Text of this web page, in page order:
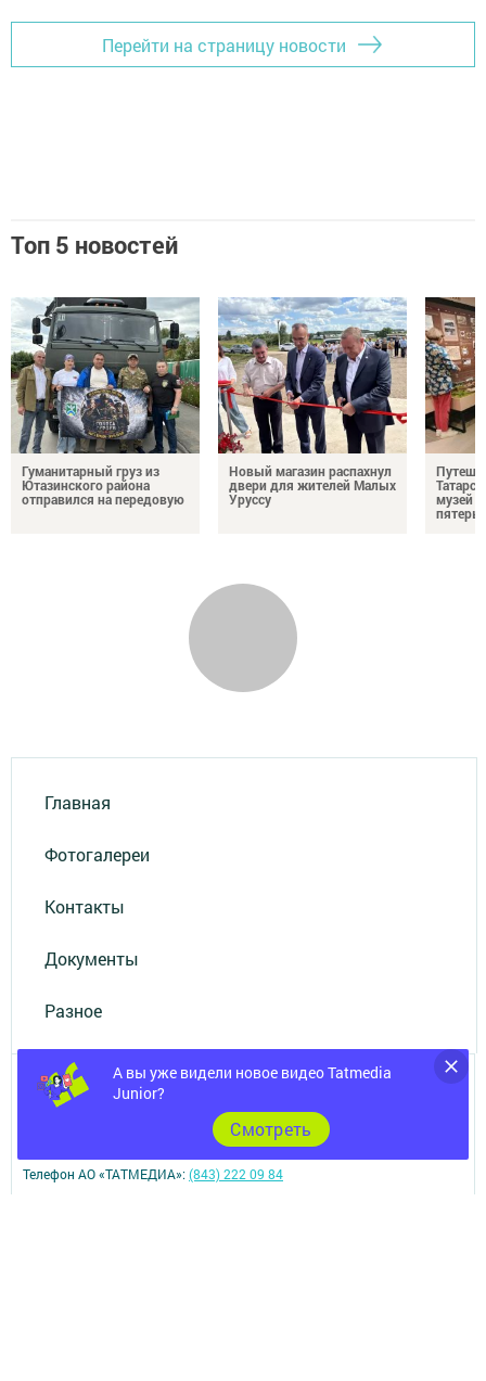
Перейти на страницу новости
Топ 5 новостей
Гуманитарный груз из
Ютазинского района
отправился на передовую
Новый магазин распахнул
двери для жителей Малых
Уруссу
музей
Главная
Фотогалереи
Контакты
Документы
Разное
А вы уже видели новое видео Tatmedia
Junior?
Cмотреть
Телефон АО «ТАТМЕДИА»:(843) 222 09 84